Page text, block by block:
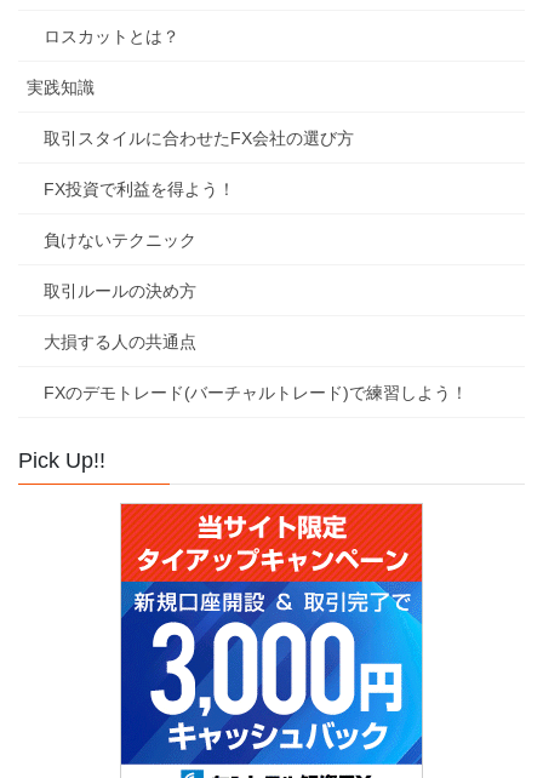
ロスカットとは？
実践知識
取引スタイルに合わせたFX会社の選び方
FX投資で利益を得よう！
負けないテクニック
取引ルールの決め方
大損する人の共通点
FXのデモトレード(バーチャルトレード)で練習しよう！
Pick Up!!